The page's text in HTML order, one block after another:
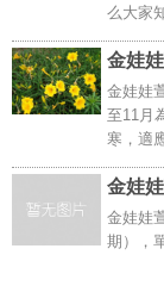
么大家
多久?
忘憂草
金娃
金娃娃
至11月
寒，適
低的林
大的區
金娃
金娃娃
期），